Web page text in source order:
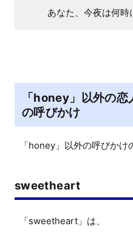
あなた、今夜は何時
「honey」以外の
の呼びかけ
「honey」以外の呼びかけ
sweetheart